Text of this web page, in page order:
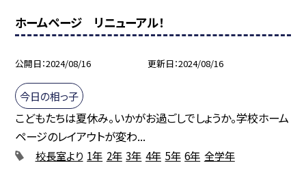
ホームページ リニューアル！
公開日 2024/08/16 更新日 2024/08/16
今日の相っ子
こどもたちは夏休み。いかがお過ごしでしょうか。学校ホーム
ページのレイアウトが変わ...
校長室より 1年 2年 3年 4年 5年 6年 全学年